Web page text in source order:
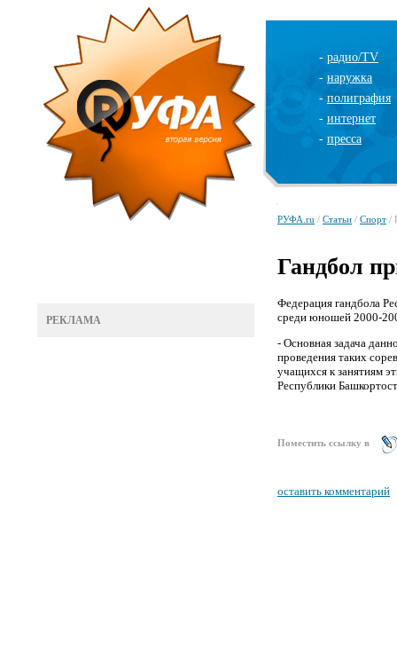
- радио/TV
- наружка
- полиграфия
- интернет
- пресса
РЕКЛАМА
РУФА.ru / Статьи / Спорт /
Гандбол
Федерация гандбола
среди юношей 2000-
- Основная задача
проведения таких
учащихся к занятиям
Республики
Поместить ссылку в
оставить комментарий